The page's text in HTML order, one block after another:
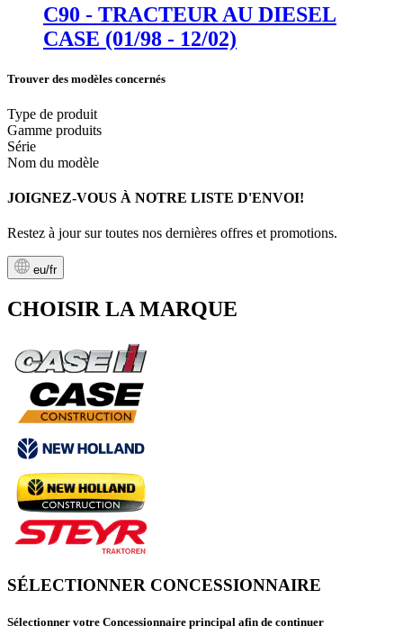
C90 - TRACTEUR AU DIESEL
CASE (01/98 - 12/02)
Trouver des modèles concernés
Type de produit
Gamme produits
Série
Nom du modèle
JOIGNEZ-VOUS À NOTRE LISTE D'ENVOI!
Restez à jour sur toutes nos dernières offres et promotions.
eu/fr
CHOISIR LA MARQUE
SÉLECTIONNER CONCESSIONNAIRE
Sélectionner votre Concessionnaire principal afin de continuer